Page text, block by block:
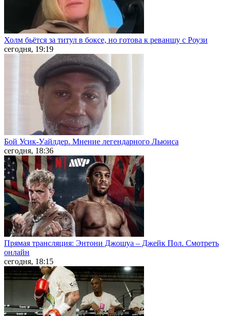
Холм бьётся за титул в боксе, но готова к реваншу с Роузи
сегодня, 19:19
Бой Усик-Уайлдер. Мнение легендарного Льюиса
сегодня, 18:36
Прямая трансляция: Энтони Джошуа – Джейк Пол. Смотреть
онлайн
сегодня, 18:15